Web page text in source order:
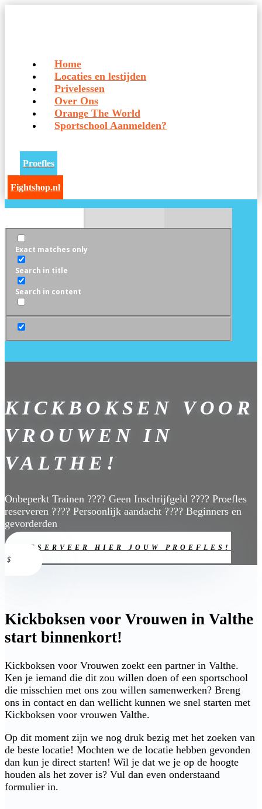
Home
Locaties en lestijden
Privelessen
Over Ons
Orange The World
Sportschool Aanmelden?
Proefles
Fightshop.nl
Exact matches only
Search in title
Search in content
KICKBOKSEN VOOR
VROUWEN IN
VALTHE!
Onbeperkt Trainen ???? Geen Inschrijfgeld ???? Proefles
reserveren ???? Persoonlijk aandacht ???? Beginners en
gevorderden
RESERVEER HIER JOUW PROEFLES!
Kickboksen voor Vrouwen in Valthe
start binnenkort!
Kickboksen voor Vrouwen zoekt een partner in Valthe.
Ken je iemand die dit zou willen doen of een sportschool
die misschien met ons zou willen samenwerken? Breng
ons in contact en dan wellicht kunnen we snel starten met
Kickboksen voor vrouwen Valthe.
Op dit moment zijn we nog druk bezig met het zoeken van
de beste locatie! Mochten we de locatie hebben gevonden
dan kun je direct starten! Wil je dat we je op de hoogte
houden als het zover is? Vul dan even onderstaand
formulier in.